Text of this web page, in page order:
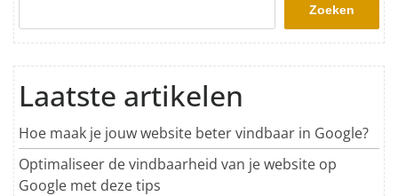
Zoeken
Laatste artikelen
Hoe maak je jouw website beter vindbaar in Google?
Optimaliseer de vindbaarheid van je website op
Google met deze tips